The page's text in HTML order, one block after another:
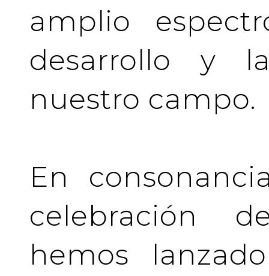
amplio
desarrollo y
nuestro campo.
En
celebración
hemos